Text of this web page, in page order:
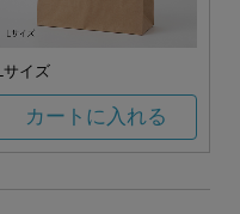
サイズ
カートに入れる